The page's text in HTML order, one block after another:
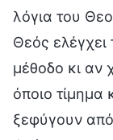
λόγια του
Θεός
μέθοδο κι αν
όποιο
ξεφύγουν από